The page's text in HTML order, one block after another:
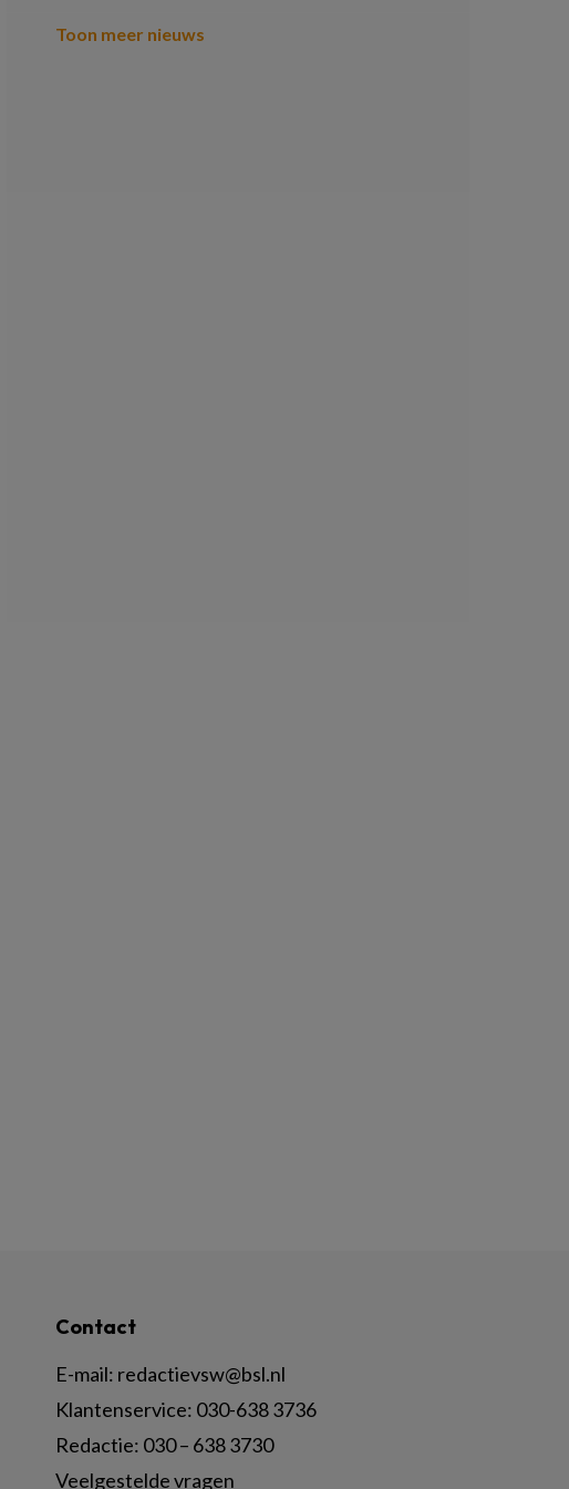
Toon meer nieuws
Contact
E-mail: redactievsw@bsl.nl
Klantenservice: 030-638 3736
Redactie: 030 – 638 3730
Veelgestelde vragen